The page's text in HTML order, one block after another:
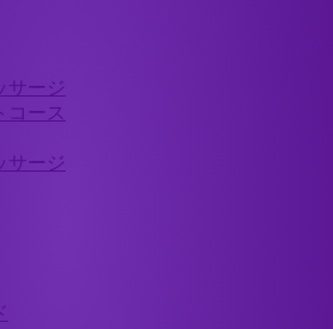
サージ
コース
サージ